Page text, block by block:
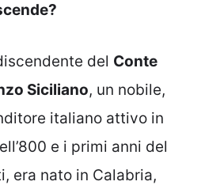
del Conte
Siciliano, un nobile,
italiano attivo in
e i primi anni del
era nato in Calabria,